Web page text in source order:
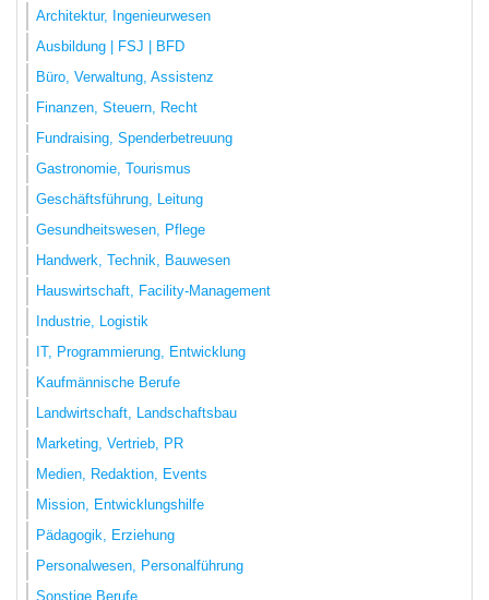
Architektur, Ingenieurwesen
Ausbildung | FSJ | BFD
Büro, Verwaltung, Assistenz
Finanzen, Steuern, Recht
Fundraising, Spenderbetreuung
Gastronomie, Tourismus
Geschäftsführung, Leitung
Gesundheitswesen, Pflege
Handwerk, Technik, Bauwesen
Hauswirtschaft, Facility-Management
Industrie, Logistik
IT, Programmierung, Entwicklung
Kaufmännische Berufe
Landwirtschaft, Landschaftsbau
Marketing, Vertrieb, PR
Medien, Redaktion, Events
Mission, Entwicklungshilfe
Pädagogik, Erziehung
Personalwesen, Personalführung
Sonstige Berufe